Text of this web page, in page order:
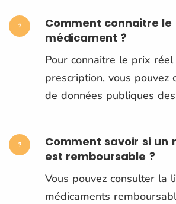
Comment connaitre le
médicament ?
Pour connaitre le prix
prescription, vous pouvez
de données publiques
Comment savoir si un
est remboursable ?
Vous pouvez consulter la
médicaments